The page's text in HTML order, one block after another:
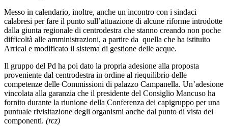
Messo in calendario, inoltre, anche un incontro con i sindaci
calabresi per fare il punto sull’attuazione di alcune riforme introdotte
dalla giunta regionale di centrodestra che stanno creando non poche
difficoltà alle amministrazioni, a partire da quella che ha istituito
Arrical e modificato il sistema di gestione delle acque.
Il gruppo del Pd ha poi dato la propria adesione alla proposta
proveniente dal centrodestra in ordine al riequilibrio delle
competenze delle Commissioni di palazzo Campanella. Un’adesione
vincolata alla garanzia che il presidente del Consiglio Mancuso ha
fornito durante la riunione della Conferenza dei capigruppo per una
puntuale rivisitazione degli organismi anche dal punto di vista dei
componenti. (rcz)